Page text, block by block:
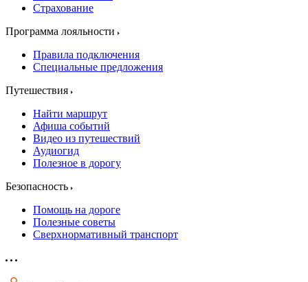
Страхование
Программа лояльности
Правила подключения
Специальные предложения
Путешествия
Найти маршрут
Афиша событий
Видео из путешествий
Аудиогид
Полезное в дорогу
Безопасность
Помощь на дороге
Полезные советы
Сверхнормативный транспорт